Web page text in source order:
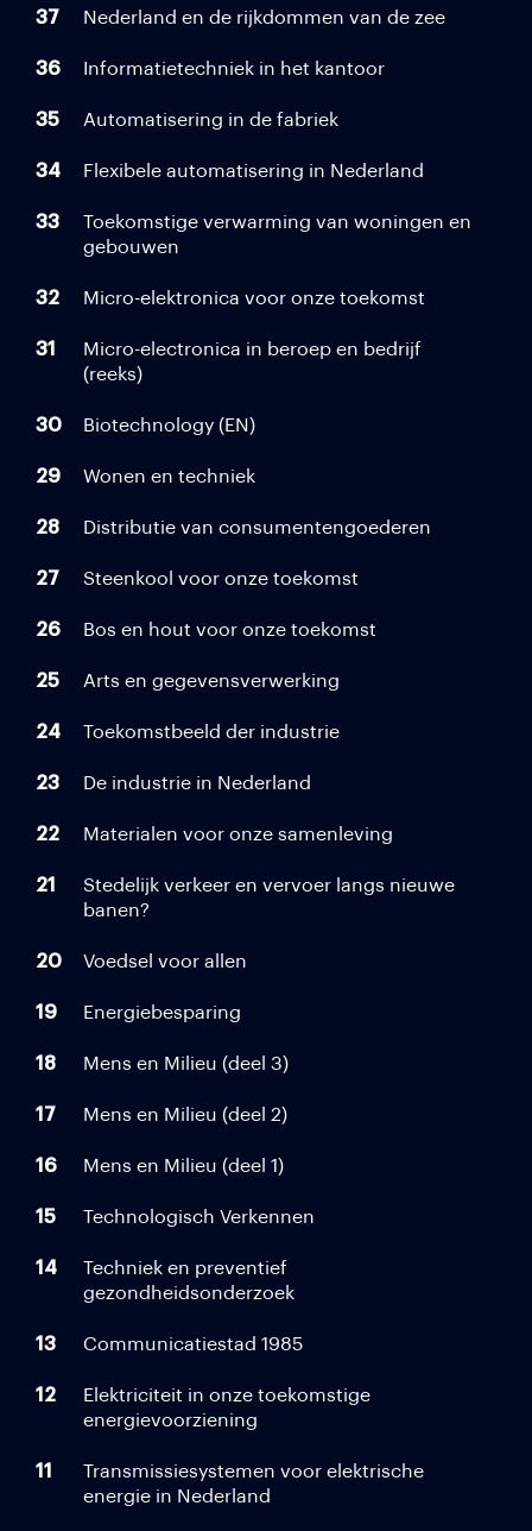
37 Nederland en de rijkdommen van de zee
36 Informatietechniek in het kantoor
35 Automatisering in de fabriek
34 Flexibele automatisering in Nederland
33
Toekomstige verwarming van woningen en
gebouwen
32 Micro-elektronica voor onze toekomst
31
Micro-electronica in beroep en bedrijf
(reeks)
30 Biotechnology (EN)
29 Wonen en techniek
28 Distributie van consumentengoederen
27 Steenkool voor onze toekomst
26 Bos en hout voor onze toekomst
25 Arts en gegevensverwerking
24 Toekomstbeeld der industrie
23 De industrie in Nederland
22 Materialen voor onze samenleving
21
Stedelijk verkeer en vervoer langs nieuwe
banen?
20 Voedsel voor allen
19 Energiebesparing
18 Mens en Milieu (deel 3)
17 Mens en Milieu (deel 2)
16 Mens en Milieu (deel 1)
15 Technologisch Verkennen
14
Techniek en preventief
gezondheidsonderzoek
13 Communicatiestad 1985
12
Elektriciteit in onze toekomstige
energievoorziening
11
Transmissiesystemen voor elektrische
energie in Nederland